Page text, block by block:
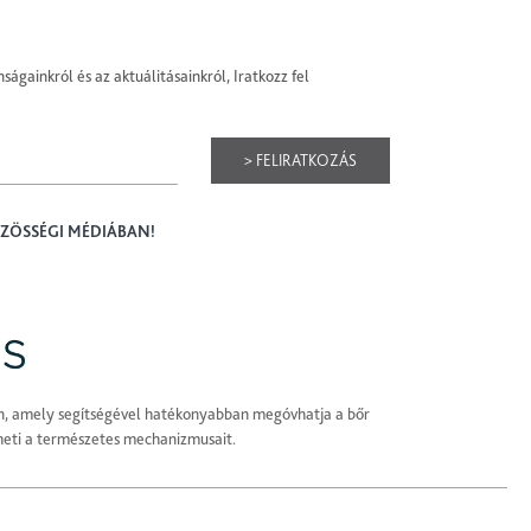
és az aktuálitásainkról, Iratkozz fel
> FELIRATKOZÁS
MÉDIÁBAN!
amely segítségével hatékonyabban megóvhatja a bőr
a természetes mechanizmusait.